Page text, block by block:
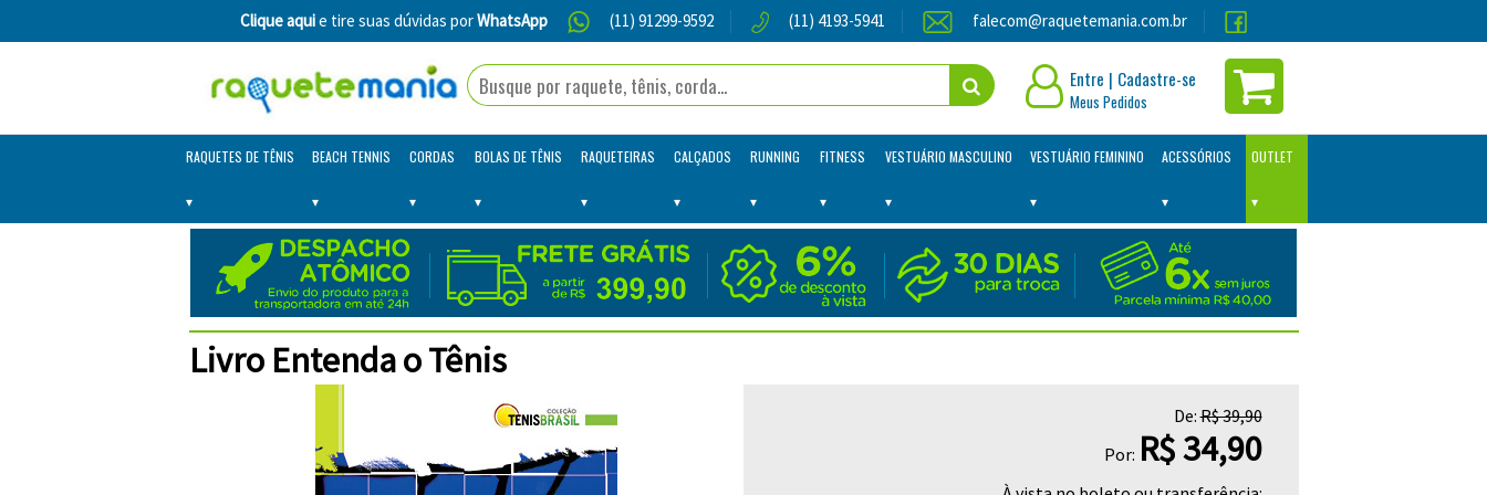
Clique aquie tire suas dúvidas porWhatsApp (11) 91299-9592 (11) 4193-5941 falecom@raquetemania.com.br
Entre | Cadastre-se
Meus Pedidos
RAQUETES DE TÊNIS BEACH TENNIS CORDAS BOLAS DE TÊNIS RAQUETEIRAS CALÇADOS RUNNING FITNESS VESTUÁRIO MASCULINO VESTUÁRIO FEMININO ACESSÓRIOS OUTLET
Livro Entenda o Tênis
De:R$ 39,90
Por: R$ 34,90